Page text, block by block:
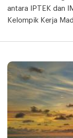
antara IPTEK dan
Kelompik Kerja